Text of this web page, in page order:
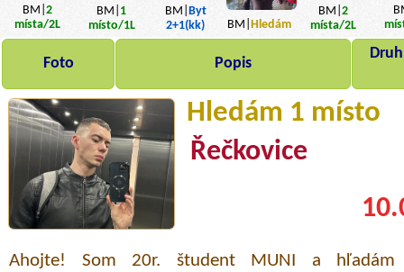
BM| 2
místa/2L
BM| 1
místo/1L
BM|
Byt
2+1(kk)
BM| Hledám
BM| 2
místa/2L
Foto Popis
Hledám 1 místo
Řečkovice
Ahojte! Som 20r. študent MUNI a hľadám